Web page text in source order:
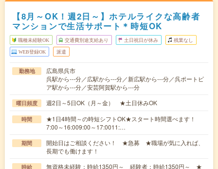
【8月～OK！週2日～】ホテルライクな高齢者
マンションで生活サポート＊時短OK
職種未経験OK 交通費別途支給あり 土日祝日が休み 残業なし
WEB登録OK 派遣
勤務地
広島県呉市
呉駅から---分／広駅から---分／新広駅から---分／呉ポートピ
ア駅から---分／安芸阿賀駅から---分
曜日頻度 週2日～5日OK（月～金） ★土日休みOK
時間
★1日4時間～の時短シフトOK★スタート時間選べます！
7:00～16:009:00～17:0011:…
期間
開始日はご相談ください！ ★急募 ★職場が気に入れば、
長期でも働けます！
時給 無資格未経験：時給1350円～ 経験者：時給1350円～ ★